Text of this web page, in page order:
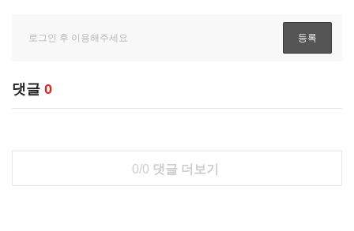
댓글 0
0/0 댓글 더보기